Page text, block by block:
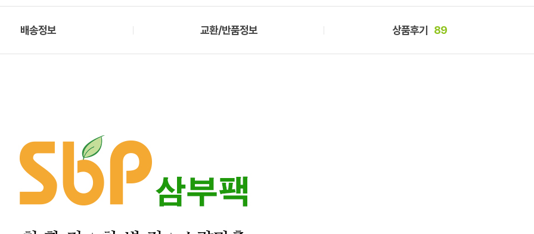
배송정보 교환/반품정보 상품후기 89